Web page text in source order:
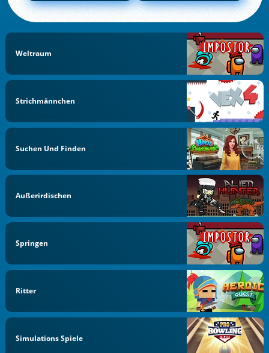
Weltraum
Strichmännchen
Suchen Und Finden
Außerirdischen
Springen
Ritter
Simulations Spiele